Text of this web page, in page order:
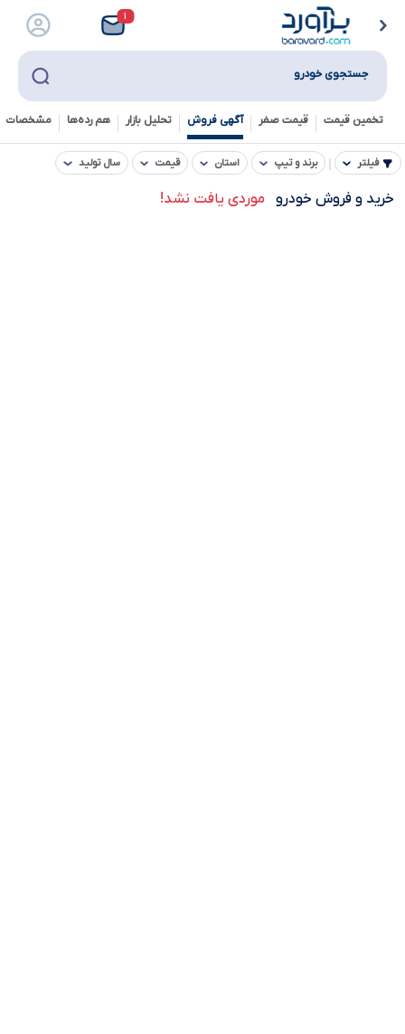
۱
جستجوی خودرو
تخمین قیمت قیمت صفر آگهی فروش تحلیل بازار هم رده‌ها‌ مشخصات
فیلتر برند و تیپ استان قیمت سال تولید
خرید و فروش خودرو موردی یافت نشد!